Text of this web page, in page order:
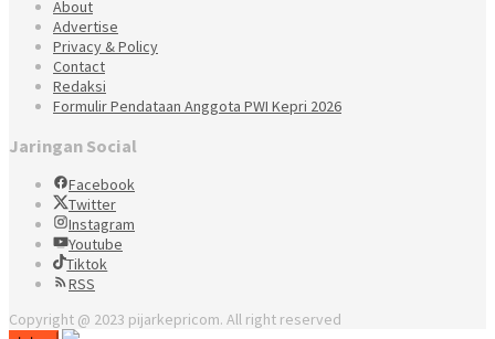
About
Advertise
Privacy & Policy
Contact
Redaksi
Formulir Pendataan Anggota PWI Kepri 2026
Jaringan Social
Facebook
Twitter
Instagram
Youtube
Tiktok
RSS
Copyright @ 2023 pijarkepricom. All right reserved